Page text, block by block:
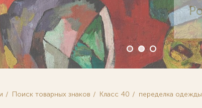
Поиск товарных знаков Класс 40 переделка одежды